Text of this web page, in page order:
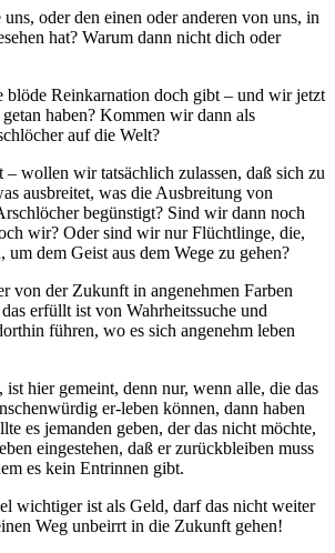
oder den einen oder anderen von uns, in
hat? Warum dann nicht dich oder
blöde Reinkarnation doch gibt – und wir jetzt
haben? Kommen wir dann als
auf die Welt?
wollen wir tatsächlich zulassen, daß sich zu
ausbreitet, was die Ausbreitung von
begünstigt? Sind wir dann noch
wir? Oder sind wir nur Flüchtlinge, die,
dem Geist aus dem Wege zu gehen?
von der Zukunft in angenehmen Farben
erfüllt ist von Wahrheitssuche und
führen, wo es sich angenehm leben
hier gemeint, denn nur, wenn alle, die das
er-leben können, dann haben
es jemanden geben, der das nicht möchte,
eingestehen, daß er zurückbleiben muss
es kein Entrinnen gibt.
wichtiger ist als Geld, darf das nicht weiter
Weg unbeirrt in die Zukunft gehen!